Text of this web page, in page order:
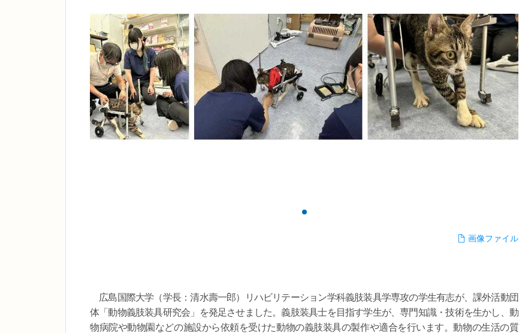
画像ファイル
広島国際大学（学長：清水壽一郎）リハビリテーション学科義肢装具学専攻の学生有志が、課外活動団
体「動物義肢装具研究会」を発足させました。義肢装具士を目指す学生が、専門知識・技術を生かし、動
物病院や動物園などの施設から依頼を受けた動物の義肢装具の製作や適合を行います。動物の生活の質